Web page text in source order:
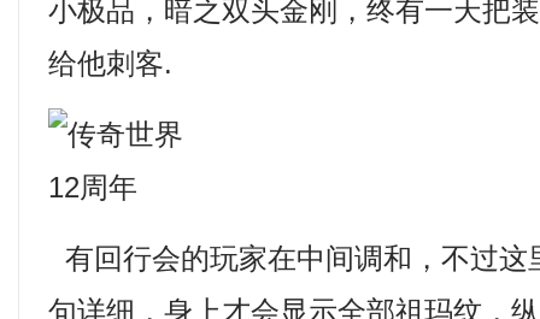
小极品，暗之双头金刚，终有一天把
给他刺客.
有回行会的玩家在中间调和，不过这
句详细，身上才会显示全部祖玛纹，